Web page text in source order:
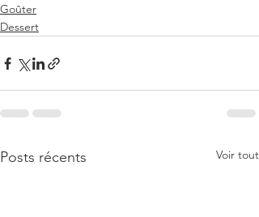
Goûter
Dessert
Posts récents Voir tout